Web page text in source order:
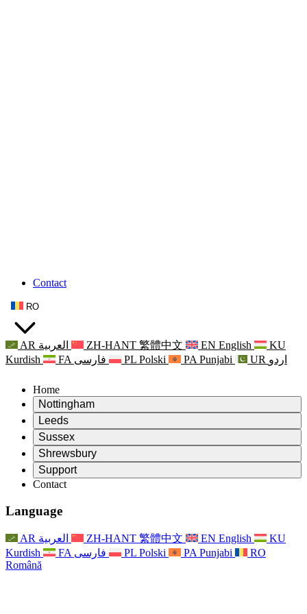
Contact
RO
AR العربية ZH-HANT 繁體中文 EN English
KU
Kurdish
FA فارسی PL Polski PA Punjabi UR اردو
Home
Nottingham
Review
Președintele revizuirii
Echipa independentă de evaluare
Termeni de referință
Raportul final al evaluării independente
Întrebări frecvente
Procesul de feedback al familiei
Buletine informative
Renunțare
Evenimente
Leeds
Review
Președintele revizuirii
Echipa independentă de evaluare
Termeni de referință
Contact
Sprijin psihologic pentru familii
Actualizări pentru familii
Evenimente
For Staff
Sprijin pentru personal
Vocile personalului
Sussex
Review
Președintele revizuirii
Echipa independentă de evaluare
Termeni de referință
For Families
Actualizări pentru familii
Evenimente
For Staff
Shrewsbury
Review
Termeni de referință pentru revizuirea maternității
Raportul final al evaluării independente
Primul raport al evaluării independente
For Families
Actualizări
Support
Leeds
Nottingham
Serviciul de asistență psihologică familială
Sprijin în caz de criză în domeniul sănătății mintale
Servicii regionale Nottingham
National
Sepsis Charities
Contact
Language
AR العربية ZH-HANT 繁體中文 EN English
KU
Kurdish
FA فارسی PL Polski PA Punjabi
RO
Română